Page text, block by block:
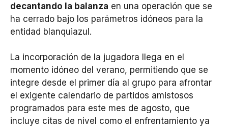
decantando la balanza en una operación que se
ha cerrado bajo los parámetros idóneos para la
entidad blanquiazul.
La incorporación de la jugadora llega en el
momento idóneo del verano, permitiendo que se
integre desde el primer día al grupo para afrontar
el exigente calendario de partidos amistosos
programados para este mes de agosto, que
incluye citas de nivel como el enfrentamiento ya